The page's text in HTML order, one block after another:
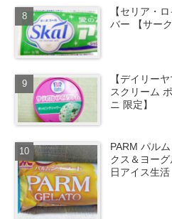
【セリア・
バー 【サー
【デイリー
スクリーム
ニ 限定】
PARM パル
クス＆ヨー
日アイス生活